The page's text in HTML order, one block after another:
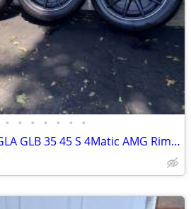
• • • • • • •
OEM Mercedes Benz GLA GLB 35 45 S 4Matic AMG Rims 19 inch and tires